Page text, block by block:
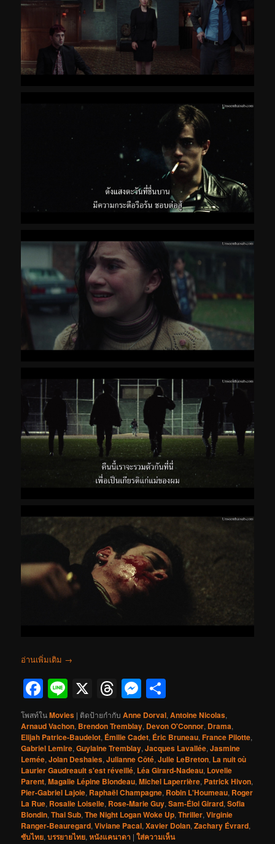
อ่านเพิ่มเติม →
Facebook
Line
X Threads
Messenger
โพสท์ในMovies | ติดป้ายกำกับ Anne Dorval,Antoine Nicolas,
Arnaud Vachon, Brendon Tremblay, Devon O'Connor, Drama,
Elijah Patrice-Baudelot, Émilie Cadet, Éric Bruneau,France Pilotte,
Gabriel Lemire,Guylaine Tremblay,Jacques Lavallée,Jasmine
Lemée,Jolan Deshaies,Julianne Côté,Julie LeBreton, La nuit où
Laurier Gaudreault s'est réveillé, Léa Girard-Nadeau, Lovelie
Parent,Magalie Lépine Blondeau,Michel Laperrière, Patrick Hivon,
Pier-Gabriel Lajoie, Raphaël Champagne, Robin L'Houmeau, Roger
La Rue, Rosalie Loiselle, Rose-Marie Guy,Sam-Éloi Girard,Sofia
Blondin,Thai Sub,The Night Logan Woke Up,Thriller,Virginie
Ranger-Beauregard,Viviane Pacal,Xavier Dolan,Zachary Évrard,
ซับไทย,บรรยายไทย,หนังแคนาดา |ใส่ความเห็น